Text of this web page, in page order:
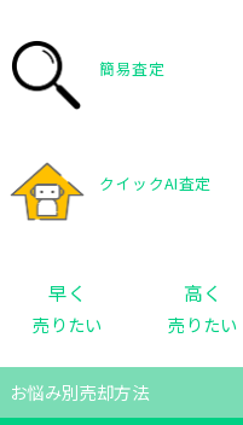
大阪全域エリアの相場情報
東大阪・八尾エリアの相場情報
堺・南大阪エリアの相場情報
初めての売却読本
売却の諸費用
売却の流れ
仲介と買取の違い
簡易査定
クイックAI査定
早く
売りたい
高く
売りたい
お悩み別売却方法